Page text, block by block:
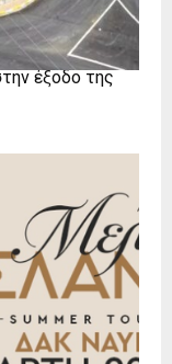
έξοδο της